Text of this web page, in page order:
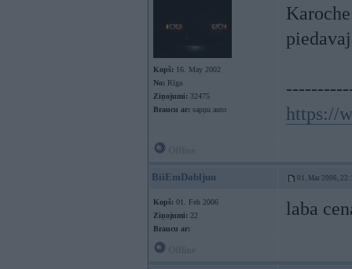
Kopš: 16. May 2002
No: Rīga
Ziņojumi: 32475
Braucu ar: sapņu auto
https://
BiiEmDabljuu 01. Mar 2006,
Kopš: 01. Feb 2006
Ziņojumi: 22
Braucu ar:
laba